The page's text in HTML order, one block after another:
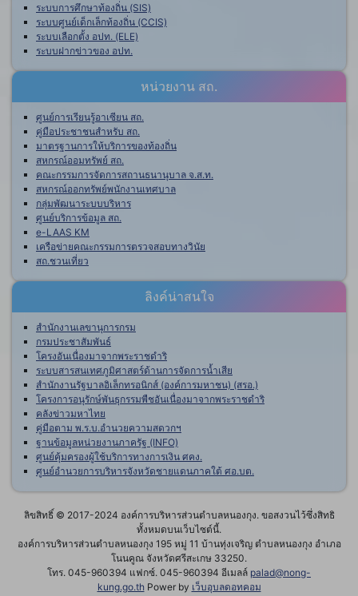
ระบบการศึกษาท้องถิ่น (SIS)
ระบบศูนย์เด็กเล็กท้องถิ่น (CCIS)
ระบบเลือกตั้ง อปท. (ELE)
ระบบฝากข่าวของ อปท.
หน่วยงาน สถ.
ศูนย์การเรียนรู้อาเซียน สถ.
คู่มือประชาชนสำหรับ สถ.
มาตรฐานการให้บริการของท้องถิ่น
สหกรณ์ออมทรัพย์ สถ.
คณะกรรมการจัดการสถานธนานุบาล จ.ส.ท.
สหกรณ์ออกทรัพย์พนักงานเทศบาล
กลุ่มพัฒนาระบบบริหาร
ศูนย์บริการข้อมูล สถ.
e-LAAS KM
เครือข่ายคณะกรรมการตรวจสอบทางวินัย
สถ.ชวนเที่ยว
ลิงค์น่าสนใจ
สำนักงานเลขานุการกรม
กรมประชาสัมพันธ์
โครงอันเนื่องมาจากพระราชดำริ
ระบบสารสนเทศภูมิศาสตร์ด้านการจัดการน้ำเสีย
สำนักงานรัฐบาลอิเล็กทรอนิกส์ (องค์การมหาชน) (สรอ.)
โครงการอนุรักษ์พันธุกรรมพืชอันเนื่องมาจากพระราชดำริ
คลังข่าวมหาไทย
คู่มือตาม พ.ร.บ.อำนวยความสดวกฯ
ฐานข้อมูลหน่วยงานภาครัฐ (INFO)
ศูนย์คุ้มครองผู้ใช้บริการทางการเงิน ศคง.
ศูนย์อำนวยการบริหารจังหวัดชายแดนภาคใต้ ศอ.บต.
ลิขสิทธิ์ © 2017-2024 องค์การบริหารส่วนตำบลหนองกุง. ขอสงวนไว้ซึ่งสิทธิ
ทั้งหมดบนเว็บไซต์นี้.
องค์การบริหารส่วนตำบลหนองกุง 195 หมู่ 11 บ้านทุ่งเจริญ ตำบลหนองกุง อำเภอ
โนนคูณ จังหวัดศรีสะเกษ 33250.
โทร. 045-960394 แฟกซ์. 045-960394 อีเมลล์ palad@nong-
kung.go.thPower by เว็บอุบลดอทคอม